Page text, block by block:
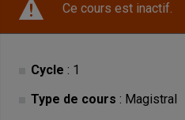
Ce cours est inactif.
Cycle : 1
Type de cours : Magistral